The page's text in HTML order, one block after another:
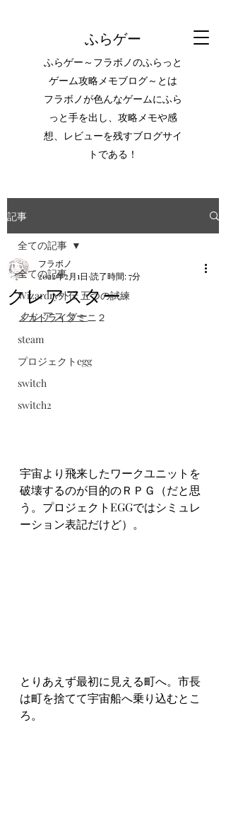
ふらゲー
ふらゲー～フラボノのふらっと
ゲーム攻略メモブログ～とは
フラボノが色んなゲームにふら
っと手を出し、攻略メモや感
想、レビューを残すブログサイ
トである！
記事
全ての記事
Wizardry外伝 五つの試練
メガドライブミニ２
steam
プロジェクトegg
switch
switch2
全ての記事
クレアスター
フラボノ
2022年2月1日 読了時間: 7分
クレアスター
宇宙より飛来したワークユニットを
破壊するのが目的のＲＰＧ（だと思
う。プロジェクトEGGではシミュレ
ーション表記だけど）。
とりあえず最初に見える町へ。市長
は町を捨てて宇宙船へ乗り込むとこ
ろ。